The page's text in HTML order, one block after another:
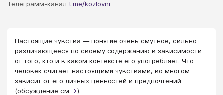
Телеграмм-канал t.me/kozlovni
Настоящие чувства — понятие очень смутное, сильно
различающееся по своему содержанию в зависимости
от того, кто и в каком контексте его употребляет. Что
человек считает настоящими чувствами, во многом
зависит от его личных ценностей и предпочтений
(обсуждение см.→).